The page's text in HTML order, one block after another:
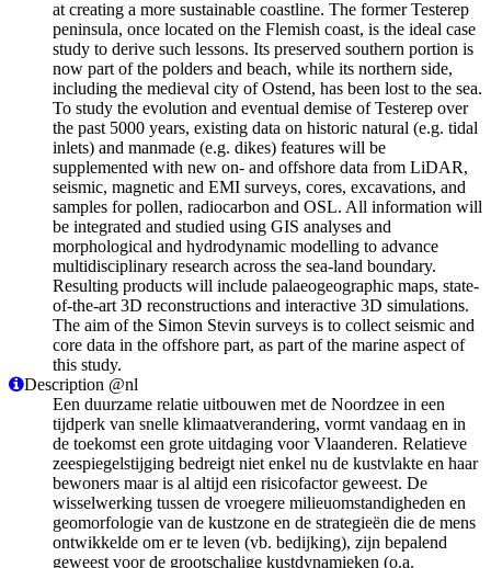
at creating a more sustainable coastline. The former Testerep
peninsula, once located on the Flemish coast, is the ideal case
study to derive such lessons. Its preserved southern portion is
now part of the polders and beach, while its northern side,
including the medieval city of Ostend, has been lost to the sea.
To study the evolution and eventual demise of Testerep over
the past 5000 years, existing data on historic natural (e.g. tidal
inlets) and manmade (e.g. dikes) features will be
supplemented with new on- and offshore data from LiDAR,
seismic, magnetic and EMI surveys, cores, excavations, and
samples for pollen, radiocarbon and OSL. All information will
be integrated and studied using GIS analyses and
morphological and hydrodynamic modelling to advance
multidisciplinary research across the sea-land boundary.
Resulting products will include palaeogeographic maps, state-
of-the-art 3D reconstructions and interactive 3D simulations.
The aim of the Simon Stevin surveys is to collect seismic and
core data in the offshore part, as part of the marine aspect of
this study.
Description @nl
Een duurzame relatie uitbouwen met de Noordzee in een
tijdperk van snelle klimaatverandering, vormt vandaag en in
de toekomst een grote uitdaging voor Vlaanderen. Relatieve
zeespiegelstijging bedreigt niet enkel nu de kustvlakte en haar
bewoners maar is al altijd een risicofactor geweest. De
wisselwerking tussen de vroegere milieuomstandigheden en
geomorfologie van de kustzone en de strategieën die de mens
ontwikkelde om er te leven (vb. bedijking), zijn bepalend
geweest voor de grootschalige kustdynamieken (o.a.